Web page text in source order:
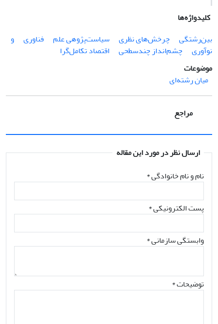
کلیدواژه‌ها
بین‌رشتگی
چرخش‌های نظری سیاست‌پژوهی علم فناوری
و
نوآوری
چشم‌انداز چندسطحی
اقتصاد تکامل‌گرا
موضوعات
میان رشته‌ای
مراجع
ارسال نظر در مورد این مقاله
نام و نام خانوادگی*
پست الکترونیکی*
وابستگی سازمانی *
توضیحات *